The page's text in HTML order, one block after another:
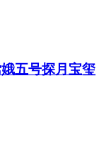
五号探月宝玺